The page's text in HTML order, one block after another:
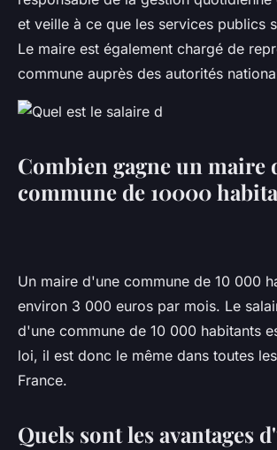
et veille à ce que les services publics
Le maire est également chargé de
commune auprès des autorités
Combien gagne un maire
commune de 10000
Un maire d'une commune de 10 000
environ 3 000 euros par mois. Le
d'une commune de 10 000 habitants
loi, il est donc le même dans toutes
France.
Quels sont les avantages